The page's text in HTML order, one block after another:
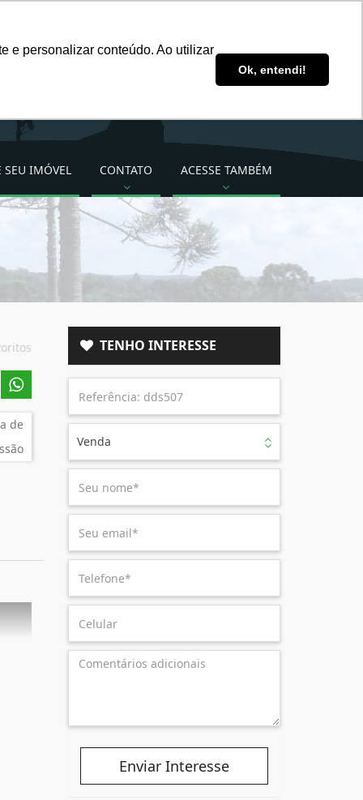
e personalizar conteúdo. Ao utilizar
Ok, entendi!
SEU IMÓVEL CONTATO ACESSE TAMBÉM
(49) 3222-2277 (49)
de
TENHO INTERESSE
Venda
Enviar Interesse